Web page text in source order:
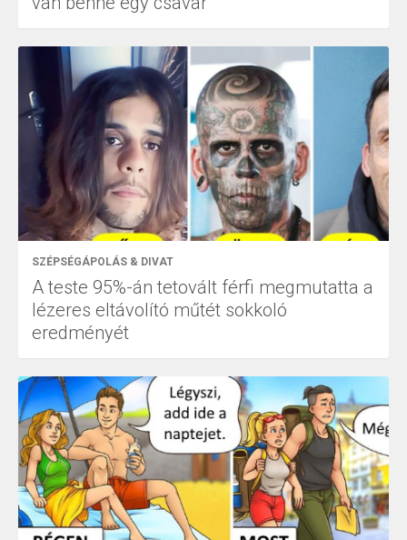
SZÉPSÉGÁPOLÁS & DIVAT
A teste 95%-án tetovált férfi megmutatta a
lézeres eltávolító műtét sokkoló
eredményét